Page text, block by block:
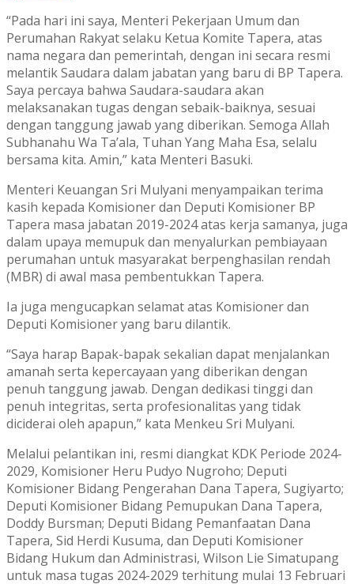
“Pada hari ini saya, Menteri Pekerjaan Umum dan
Perumahan Rakyat selaku Ketua Komite Tapera, atas
nama negara dan pemerintah, dengan ini secara resmi
melantik Saudara dalam jabatan yang baru di BP Tapera.
Saya percaya bahwa Saudara-saudara akan
melaksanakan tugas dengan sebaik-baiknya, sesuai
dengan tanggung jawab yang diberikan. Semoga Allah
Subhanahu Wa Ta’ala, Tuhan Yang Maha Esa, selalu
bersama kita. Amin,” kata Menteri Basuki.
Menteri Keuangan Sri Mulyani menyampaikan terima
kasih kepada Komisioner dan Deputi Komisioner BP
Tapera masa jabatan 2019-2024 atas kerja samanya, juga
dalam upaya memupuk dan menyalurkan pembiayaan
perumahan untuk masyarakat berpenghasilan rendah
(MBR) di awal masa pembentukkan Tapera.
Ia juga mengucapkan selamat atas Komisioner dan
Deputi Komisioner yang baru dilantik.
“Saya harap Bapak-bapak sekalian dapat menjalankan
amanah serta kepercayaan yang diberikan dengan
penuh tanggung jawab. Dengan dedikasi tinggi dan
penuh integritas, serta profesionalitas yang tidak
diciderai oleh apapun,” kata Menkeu Sri Mulyani.
Melalui pelantikan ini, resmi diangkat KDK Periode 2024-
2029, Komisioner Heru Pudyo Nugroho; Deputi
Komisioner Bidang Pengerahan Dana Tapera, Sugiyarto;
Deputi Komisioner Bidang Pemupukan Dana Tapera,
Doddy Bursman; Deputi Bidang Pemanfaatan Dana
Tapera, Sid Herdi Kusuma, dan Deputi Komisioner
Bidang Hukum dan Administrasi, Wilson Lie Simatupang
untuk masa tugas 2024-2029 terhitung mulai 13 Februari